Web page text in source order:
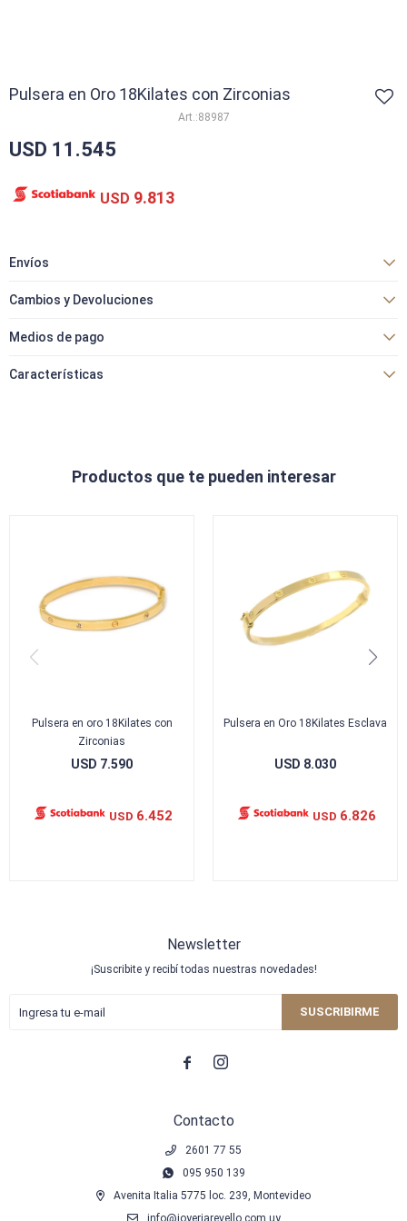
Pulsera en Oro 18Kilates con Zirconias
88987
USD 11.545
USD 9.813
Envíos
Cambios y Devoluciones
Medios de pago
Características
Productos que te pueden interesar
Pulsera en oro 18Kilates con
Zirconias
USD 7.590
USD 6.452
Pulsera en Oro 18Kilates Esclava
USD 8.030
USD 6.826
Contacto
2601 77 55
095 950 139
Avenita Italia 5775 loc. 239, Montevideo
Newsletter
¡Suscribite y recibí todas nuestras novedades!
SUSCRIBIRME
 